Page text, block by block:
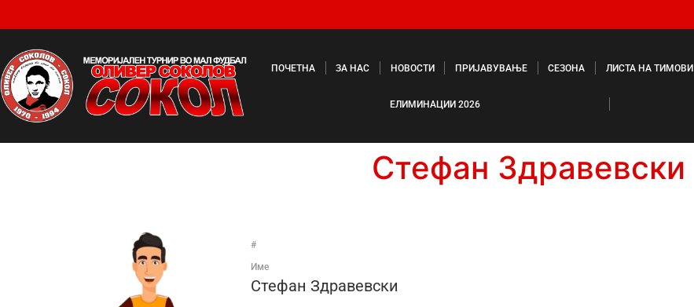
ПОЧЕТНА ЗА НАС НОВОСТИ ПРИЈАВУВАЊЕ СЕЗОНА ЛИСТА НА ТИМОВИ
ЕЛИМИНАЦИИ 2026
Стефан Здравевски
#
Име
Стефан Здравевски